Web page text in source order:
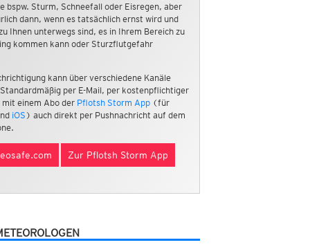
bspw. Sturm, Schneefall oder Eisregen, aber
dann, wenn es tatsächlich ernst wird und
Ihnen unterwegs sind, es in Ihrem Bereich zu
kommen kann oder Sturzflutgefahr
kann über verschiedene Kanäle
per E-Mail, per kostenpflichtiger
mit einem Abo der Pflotsh Storm App(für
iOS ) auch direkt per Pushnachricht auf dem
Zur Pflotsh Storm App